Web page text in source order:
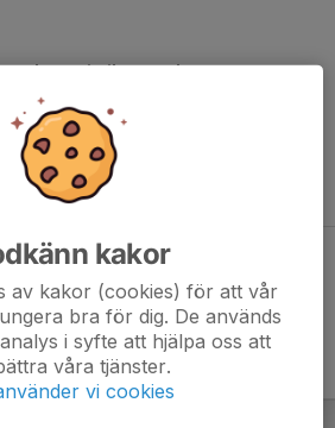
spelarstatistik sparad
på respektive match visas statistiken
på denna sida
kakor
av kakor (cookies) för att vår
bra för dig. De används
i syfte att hjälpa oss att
våra tjänster.
vi cookies